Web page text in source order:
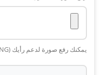
يمكنك رفع صورة لدعم رأيك (JPG, PNG, بحد أقصى 5 ميجابايت)